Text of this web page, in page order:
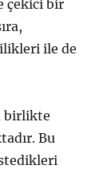
çekici bir
ile de
birlikte
Bu